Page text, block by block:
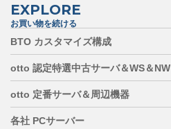
EXPLORE
お買い物を続ける
BTO カスタマイズ構成
otto 認定特選中古サーバ＆WS＆NW
otto 定番サーバ＆周辺機器
各社 PCサーバー